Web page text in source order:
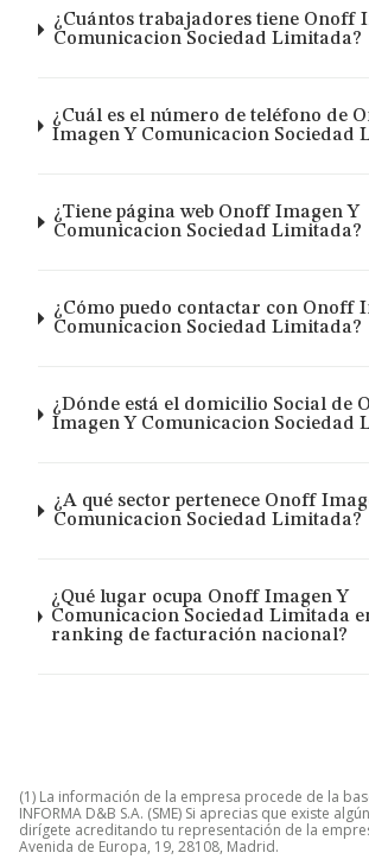
¿Cuántos trabajadores tiene Onoff
Comunicacion Sociedad Limitada?
¿Cuál es el número de teléfono de
Imagen Y Comunicacion Sociedad
¿Tiene página web Onoff Imagen Y
Comunicacion Sociedad Limitada?
¿Cómo puedo contactar con Onoff
Comunicacion Sociedad Limitada?
¿Dónde está el domicilio Social de
Imagen Y Comunicacion Sociedad
¿A qué sector pertenece Onoff
Comunicacion Sociedad Limitada?
¿Qué lugar ocupa Onoff Imagen Y
Comunicacion Sociedad Limitada
ranking de facturación nacional?
(1) La información de la empresa procede de la
INFORMA D&B S.A. (SME) Si aprecias que existe
dirígete acreditando tu representación de la
Avenida de Europa, 19, 28108, Madrid.